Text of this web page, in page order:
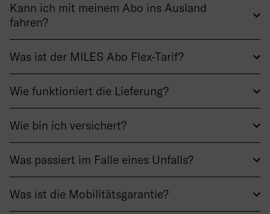
Kann ich mit meinem Abo ins Ausland
fahren?
Was ist der MILES Abo Flex-Tarif?
Wie funktioniert die Lieferung?
Wie bin ich versichert?
Was passiert im Falle eines Unfalls?
Was ist die Mobilitätsgarantie?